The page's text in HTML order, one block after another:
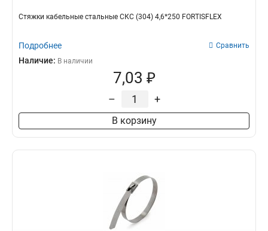
Стяжки кабельные стальные СКС (304) 4,6*250 FORTISFLEX
Подробнее Сравнить
Наличие: В наличии
7,03 ₽
– +
В корзину